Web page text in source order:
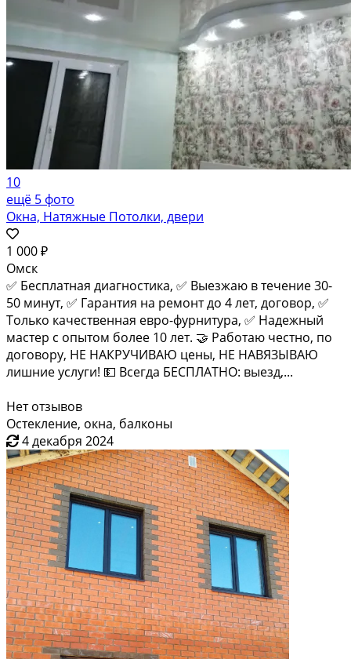
10
ещё 5 фото
Окна, Натяжные Потолки, двери
1 000 ₽
Омск
✅ Бесплатная диагностика, ✅ Выезжаю в течение 30-
50 минут, ✅ Гарантия на ремонт до 4 лет, договор, ✅
Только качественная евро-фурнитура, ✅ Надежный
мастер с опытом более 10 лет. 🤝 Работаю честно, по
договору, НЕ НАКРУЧИВАЮ цены, НЕ НАВЯЗЫВАЮ
лишние услуги! 💵 Всегда БЕСПЛАТНО: выезд,...
Нет отзывов
Остекление, окна, балконы
4 декабря 2024